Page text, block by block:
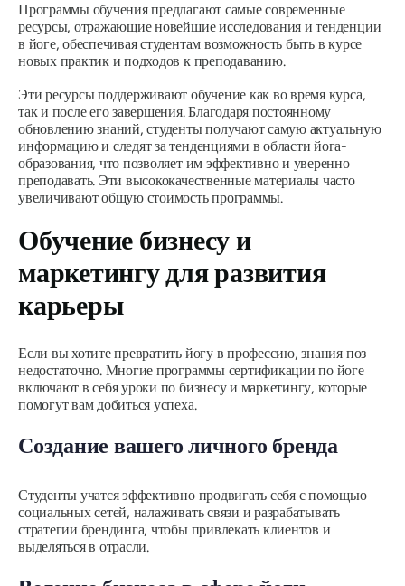
Программы обучения предлагают самые современные
ресурсы, отражающие новейшие исследования и тенденции
в йоге, обеспечивая студентам возможность быть в курсе
новых практик и подходов к преподаванию.
Эти ресурсы поддерживают обучение как во время курса,
так и после его завершения. Благодаря постоянному
обновлению знаний, студенты получают самую актуальную
информацию и следят за тенденциями в области йога-
образования, что позволяет им эффективно и уверенно
преподавать. Эти высококачественные материалы часто
увеличивают общую стоимость программы.
Обучение бизнесу и
маркетингу для развития
карьеры
Если вы хотите превратить йогу в профессию, знания поз
недостаточно. Многие программы сертификации по йоге
включают в себя уроки по бизнесу и маркетингу, которые
помогут вам добиться успеха.
Создание вашего личного бренда
Студенты учатся эффективно продвигать себя с помощью
социальных сетей, налаживать связи и разрабатывать
стратегии брендинга, чтобы привлекать клиентов и
выделяться в отрасли.